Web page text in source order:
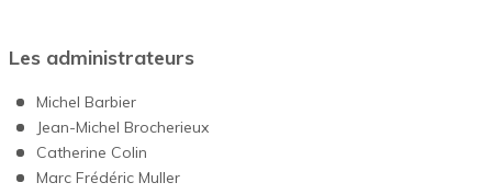
Les administrateurs
Michel Barbier
Jean-Michel Brocherieux
Catherine Colin
Marc Frédéric Muller